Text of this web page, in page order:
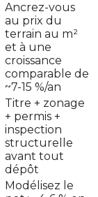
Ancrez-vous
au prix du
terrain au m²
et à une
croissance
comparable de
~7-15 %/an
Titre + zonage
+ permis +
inspection
structurelle
avant tout
dépôt
Modélisez le